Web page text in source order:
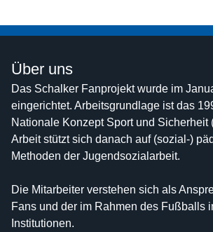
Über uns
Das Schalker Fanprojekt wurde im
eingerichtet. Arbeitsgrundlage ist das
Nationale Konzept Sport und Sicherheit
Arbeit stützt sich danach auf (sozial-)
Methoden der Jugendsozialarbeit.
Die Mitarbeiter verstehen sich als
Fans und der im Rahmen des Fußballs
Institutionen.